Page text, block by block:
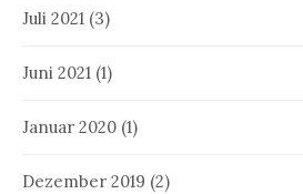
Juli 2021 (3)
Juni 2021 (1)
Januar 2020 (1)
Dezember 2019 (2)